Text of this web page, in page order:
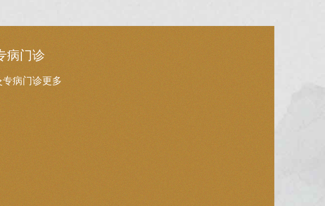
病门诊
专病门诊更多